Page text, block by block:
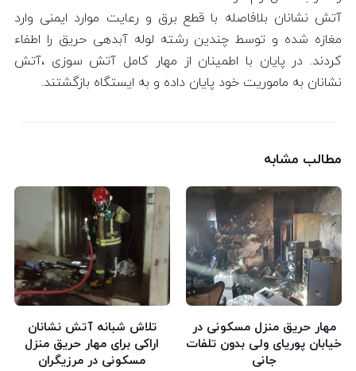
آتش نشانان بلافاصله با قطع برق و رعایت موارد ایمنی وارد
مغازه شده و توسط چندین رشته لوله آبدهی حریق را اطفاء
کردند. در پایان با اطمینان از مهار کامل آتش سوزی ،آتش
نشانان به ماموریت خود پایان داده و به ایستگاه بازگشتند.
مطالب مشابه
مهار حریق منزل مسکونی در
خیابان پوریای ولی بدون تلفات
جانی
تلاش شبانه آتش نشانان
اراکی برای مهار حریق منزل
مسکونی در مرزیگران